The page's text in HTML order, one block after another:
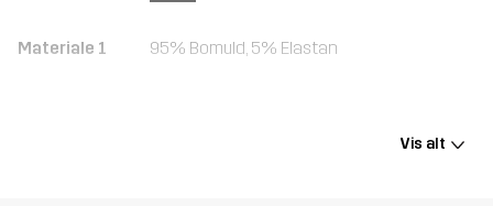
Materiale 1 95% Bomuld, 5% Elastan
Vis alt